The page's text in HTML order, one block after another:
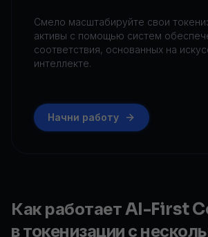
Смело масштабируйте свои
активы с помощью систем
соответствия, основанных на
интеллекте.
Начни работу
Как работает AI-First
в токенизации с